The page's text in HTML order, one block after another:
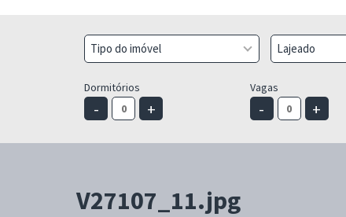
Tipo do imóvel Lajeado
Dormitórios
- +
Vagas
- +
V27107_11.jpg